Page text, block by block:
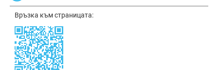
Връзка към страницата: